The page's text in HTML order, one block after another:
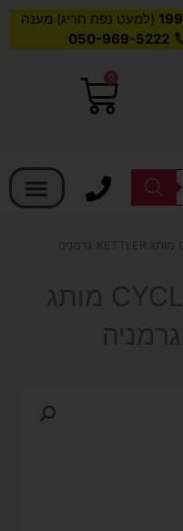
(למעט נפח חריג) מענה
050-969-5222
0
עגלת
אופני כושר CYCLE M מותג